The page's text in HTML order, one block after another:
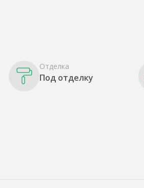
Отделка
Под отделку